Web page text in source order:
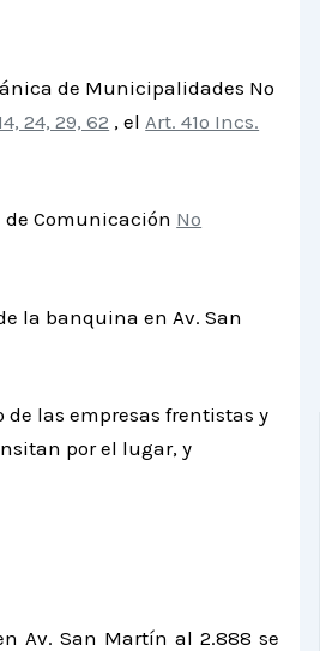
de Municipalidades Nº
24, 29, 62 , el Art. 41º Incs.
Nº
la banquina en Av. San
empresas frentistas y
por el lugar, y
Av. San Martín al 2.888 se